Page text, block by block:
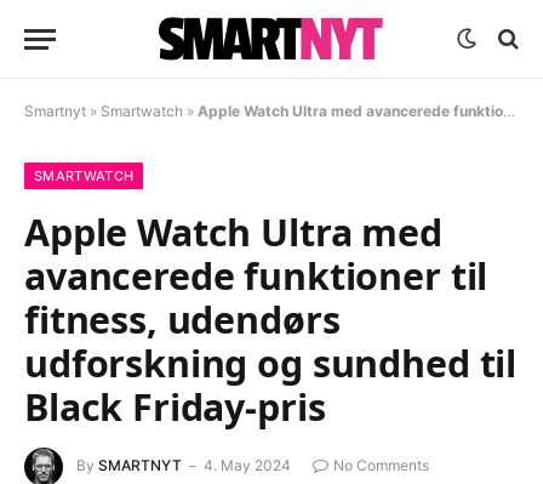
Smartnyt » Smartwatch » Apple Watch Ultra med avancerede funktioner til fitness, udendørs udforskning og sundhed til Black Friday-pris
SMARTWATCH
Apple Watch Ultra med
avancerede funktioner til
fitness, udendørs
udforskning og sundhed til
Black Friday-pris
By SMARTNYT 4. May 2024
No Comments